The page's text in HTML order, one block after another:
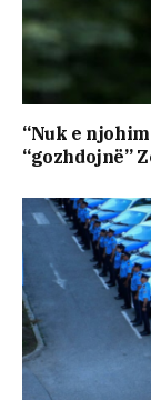
“Nuk e
“gozhdojnë”